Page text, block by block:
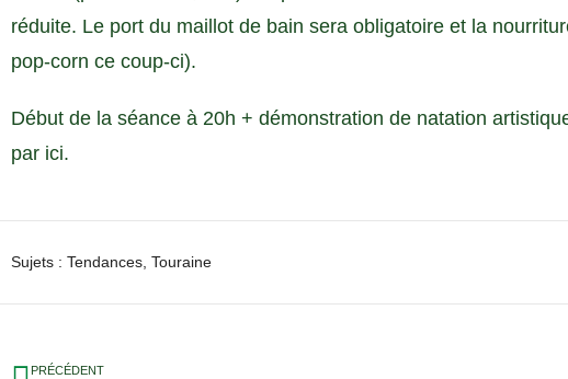
réduite. Le port du maillot de bain sera obligatoire et la
pop-corn ce coup-ci).
Début de la séance à 20h + démonstration de natation
par ici.
Sujets : Tendances, Touraine
PRÉCÉDENT